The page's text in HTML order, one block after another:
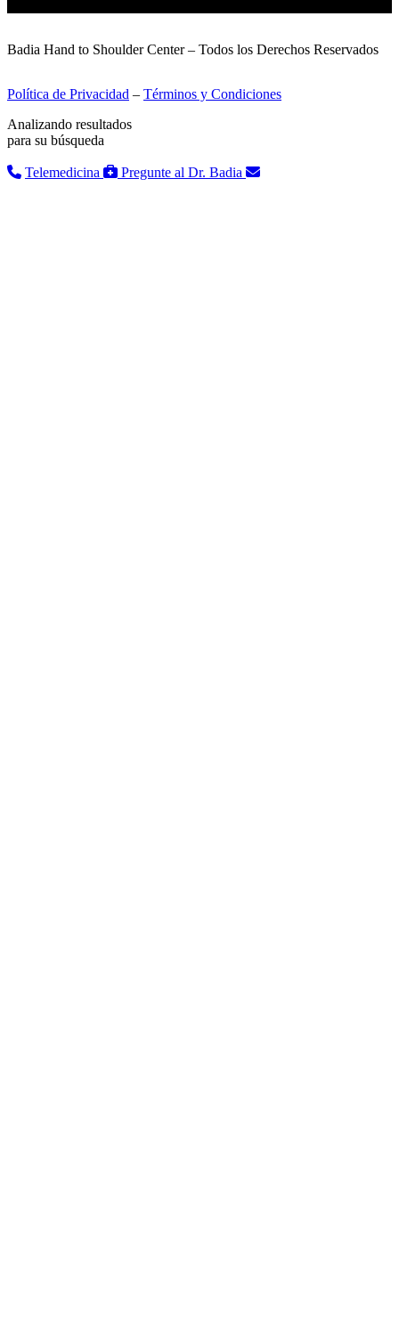
Badia Hand to Shoulder Center – Todos los Derechos Reservados
Política de Privacidad – Términos y Condiciones
Analizando resultados
para su búsqueda
Telemedicina Pregunte al Dr. Badia